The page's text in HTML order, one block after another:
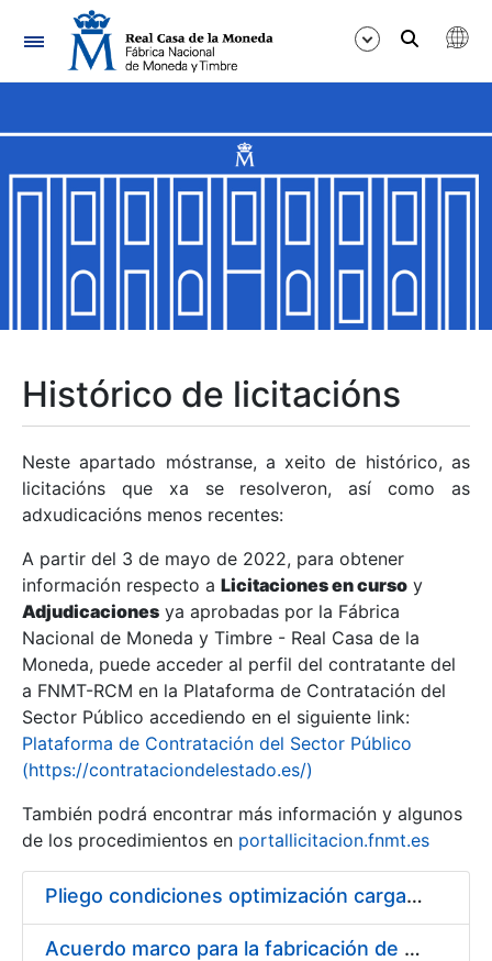
Navegación
Mostrar/Ocultar
Mostrar/Ocultar
Mostrar/Ocultar
Mostrar/Ocultar
Mostrar/Ocultar
Mostrar/Ocultar
Mostrar/Ocultar
Histórico de licitacións
Neste apartado móstranse, a xeito de histórico, as
licitacións que xa se resolveron, así como as
adxudicacións menos recentes:
A partir del 3 de mayo de 2022, para obtener
información respecto a Licitaciones en curso y
Adjudicaciones ya aprobadas por la Fábrica
Nacional de Moneda y Timbre - Real Casa de la
Moneda, puede acceder al perfil del contratante del
a FNMT-RCM en la Plataforma de Contratación del
Sector Público accediendo en el siguiente link:
Plataforma de Contratación del Sector Público
(https://contrataciondelestado.es/)
También podrá encontrar más información y algunos
de los procedimientos en portallicitacion.fnmt.es
Pliego condiciones optimización cargas compras firmado
Acuerdo marco para la fabricación de piezas